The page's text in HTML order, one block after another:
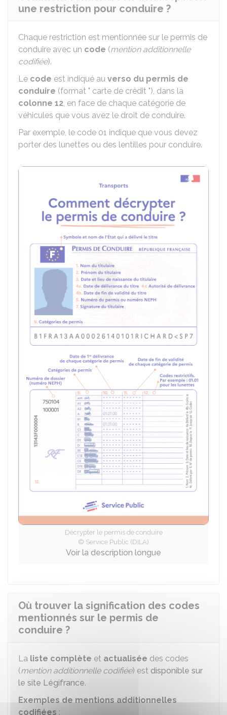
une restriction pour conduire ?
Chaque restriction est mentionnée sur le permis de
conduire avec un code (mention additionnelle
codifiée).
Le code est indiqué au verso du permis de
conduire (format " carte de crédit "), dans la
colonne 12, en face de chaque catégorie de
véhicules que vous avez le droit de conduire.
Par exemple, le code 01 indique que vous devez
porter des lunettes ou des lentilles pour conduire.
Décrypter le permis de conduire
© Service Public (DILA)
Voir la description longue
Où trouver la signification des codes
mentionnés sur le permis de
conduire ?
La liste complète et actualisée des codes
(mention additionnelle codifiée) est disponible sur
le site Légifrance.
Exemples de mentions additionnelles
codifiées :